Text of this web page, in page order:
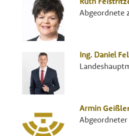
Abgeordnete
Ing. Daniel
Armin Geißler